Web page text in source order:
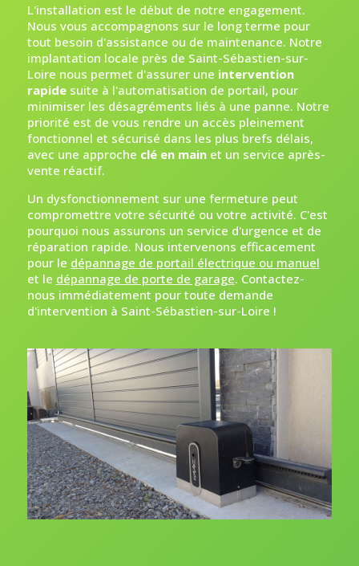
L'installation est le début de notre engagement.
Nous vous accompagnons sur le long terme pour
tout besoin d'assistance ou de maintenance. Notre
implantation locale près de Saint-Sébastien-sur-
Loire nous permet d'assurer une intervention
rapidesuite à l'automatisation de portail, pour
minimiser les désagréments liés à une panne. Notre
priorité est de vous rendre un accès pleinement
fonctionnel et sécurisé dans les plus brefs délais,
avec une approche clé en mainet un service après-
vente réactif.
Un dysfonctionnement sur une fermeture peut
compromettre votre sécurité ou votre activité. C'est
pourquoi nous assurons un service d'urgence et de
réparation rapide. Nous intervenons efficacement
pour le dépannage de portail électrique ou manuel
et le dépannage de porte de garage. Contactez-
nous immédiatement pour toute demande
d'intervention à Saint-Sébastien-sur-Loire !